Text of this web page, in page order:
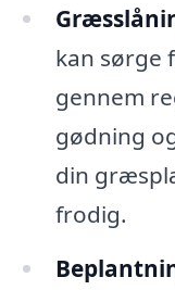
kan sørge
gennem
gødning
din
frodig.